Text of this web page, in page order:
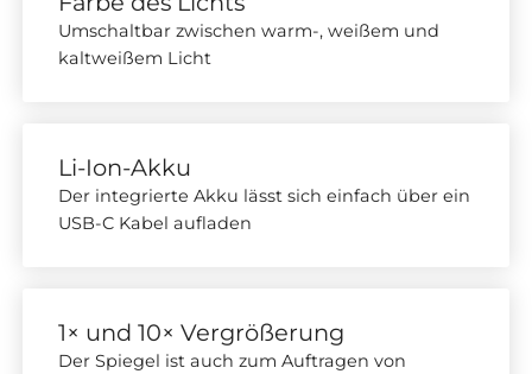
Umschaltbar zwischen warm-, weißem und
kaltweißem Licht
Li-Ion-Akku
Der integrierte Akku lässt sich einfach über ein
USB-C Kabel aufladen
1× und 10× Vergrößerung
Der Spiegel ist auch zum Auftragen von